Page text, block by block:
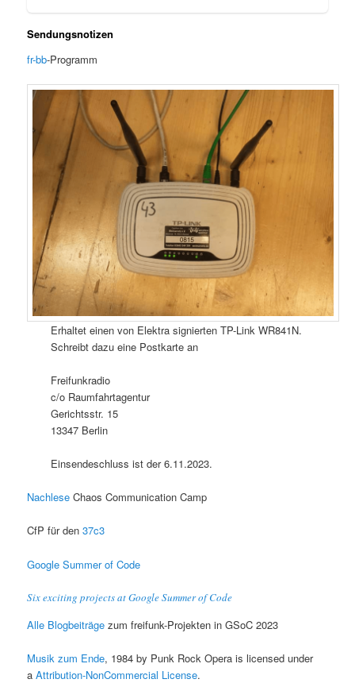
Sendungsnotizen
fr-bb-Programm
Erhaltet einen von Elektra signierten TP-Link WR841N.
Schreibt dazu eine Postkarte an
Freifunkradio
c/o Raumfahrtagentur
Gerichtsstr. 15
13347 Berlin
Einsendeschluss ist der 6.11.2023.
Nachlese Chaos Communication Camp
CfP für den37c3
Google Summer of Code
Six exciting projects at Google Summer of Code
Alle Blogbeiträge zum freifunk-Projekten in GSoC 2023
Musik zum Ende, 1984 by Punk Rock Opera is licensed under
aAttribution-NonCommercial License.